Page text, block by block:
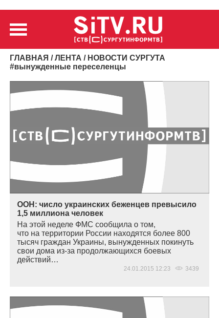
ГЛАВНАЯ /ЛЕНТА / НОВОСТИ СУРГУТА
#вынужденные переселенцы
ООН: число украинских беженцев превысило
1,5 миллиона человек
На этой неделе ФМС сообщила о том,
что на территории России находятся более 800
тысяч граждан Украины, вынужденных покинуть
свои дома из-за продолжающихся боевых
действий…
24.01.2015 12:23 3439